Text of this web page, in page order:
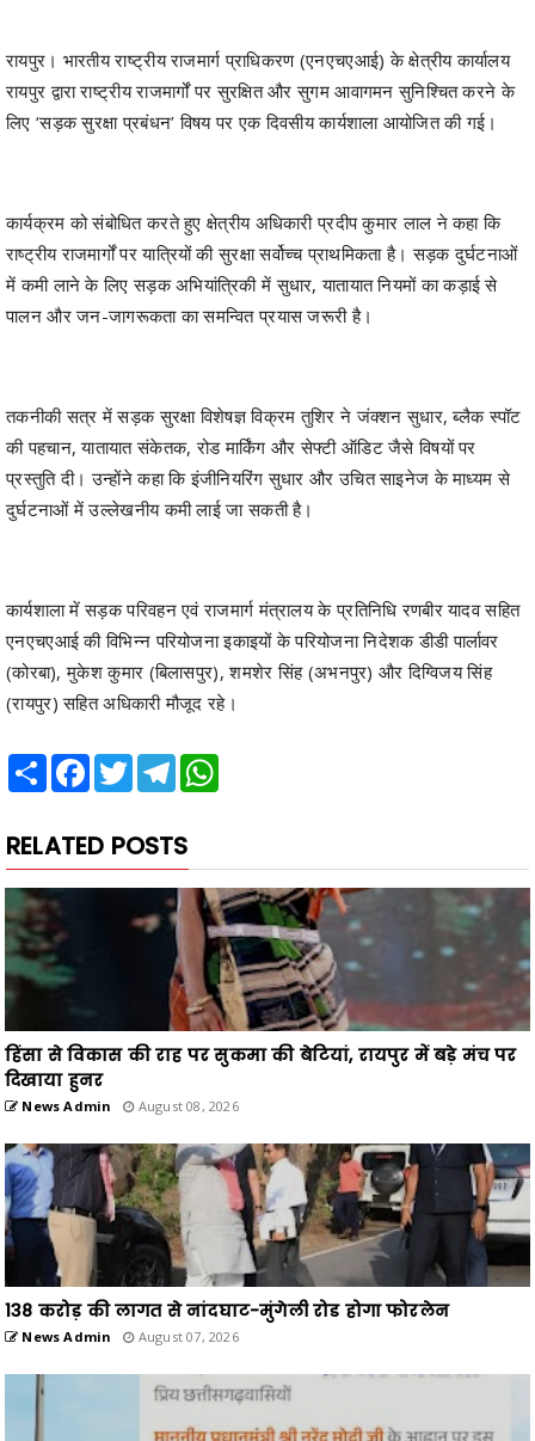
रायपुर। भारतीय राष्ट्रीय राजमार्ग प्राधिकरण (एनएचएआई) के क्षेत्रीय कार्यालय
रायपुर द्वारा राष्ट्रीय राजमार्गों पर सुरक्षित और सुगम आवागमन सुनिश्चित करने के
लिए ‘सड़क सुरक्षा प्रबंधन’ विषय पर एक दिवसीय कार्यशाला आयोजित की गई।
कार्यक्रम को संबोधित करते हुए क्षेत्रीय अधिकारी प्रदीप कुमार लाल ने कहा कि
राष्ट्रीय राजमार्गों पर यात्रियों की सुरक्षा सर्वोच्च प्राथमिकता है। सड़क दुर्घटनाओं
में कमी लाने के लिए सड़क अभियांत्रिकी में सुधार, यातायात नियमों का कड़ाई से
पालन और जन-जागरूकता का समन्वित प्रयास जरूरी है।
तकनीकी सत्र में सड़क सुरक्षा विशेषज्ञ विक्रम तुशिर ने जंक्शन सुधार, ब्लैक स्पॉट
की पहचान, यातायात संकेतक, रोड मार्किंग और सेफ्टी ऑडिट जैसे विषयों पर
प्रस्तुति दी। उन्होंने कहा कि इंजीनियरिंग सुधार और उचित साइनेज के माध्यम से
दुर्घटनाओं में उल्लेखनीय कमी लाई जा सकती है।
कार्यशाला में सड़क परिवहन एवं राजमार्ग मंत्रालय के प्रतिनिधि रणबीर यादव सहित
एनएचएआई की विभिन्न परियोजना इकाइयों के परियोजना निदेशक डीडी पार्लावर
(कोरबा), मुकेश कुमार (बिलासपुर), शमशेर सिंह (अभनपुर) और दिग्विजय सिंह
(रायपुर) सहित अधिकारी मौजूद रहे।
Share Facebook
TwitterTelegram
RELATED POSTS
हिंसा से विकास की राह पर सुकमा की बेटियां, रायपुर में बड़े मंच पर
दिखाया हुनर
News Admin August 08, 2026
138 करोड़ की लागत से नांदघाट-मुंगेली रोड होगा फोरलेन
News Admin August 07, 2026